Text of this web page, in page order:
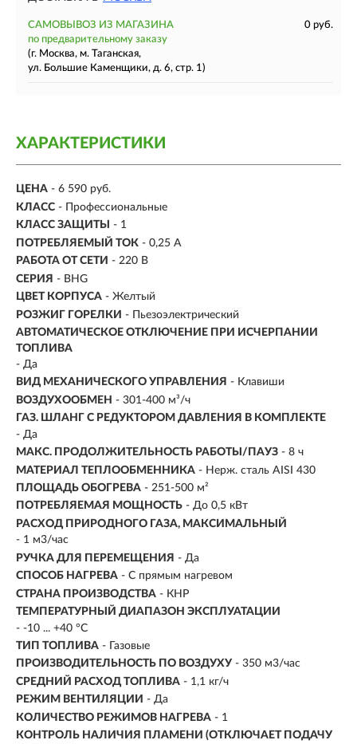
САМОВЫВОЗ ИЗ МАГАЗИНА
0 руб.
по предварительному заказу
(г. Москва, м. Таганская,
ул. Большие Каменщики, д. 6, стр. 1)
ХАРАКТЕРИСТИКИ
ЦЕНА - 6 590 руб.
КЛАСС - Профессиональные
КЛАСС ЗАЩИТЫ
- 1
ПОТРЕБЛЯЕМЫЙ ТОК - 0,25 А
РАБОТА ОТ СЕТИ - 220 В
СЕРИЯ - BHG
ЦВЕТ КОРПУСА - Желтый
РОЗЖИГ ГОРЕЛКИ - Пьезоэлектрический
АВТОМАТИЧЕСКОЕ ОТКЛЮЧЕНИЕ ПРИ ИСЧЕРПАНИИ
ТОПЛИВА
- Да
ВИД МЕХАНИЧЕСКОГО УПРАВЛЕНИЯ - Клавиши
ВОЗДУХООБМЕН - 301-400 м³/ч
ГАЗ. ШЛАНГ С РЕДУКТОРОМ ДАВЛЕНИЯ В КОМПЛЕКТЕ
- Да
МАКС. ПРОДОЛЖИТЕЛЬНОСТЬ РАБОТЫ/ПАУЗ - 8 ч
МАТЕРИАЛ ТЕПЛООБМЕННИКА - Нерж. сталь AISI 430
ПЛОЩАДЬ ОБОГРЕВА - 251-500 м²
ПОТРЕБЛЯЕМАЯ МОЩНОСТЬ - До 0,5 кВт
РАСХОД ПРИРОДНОГО ГАЗА, МАКСИМАЛЬНЫЙ
- 1 м3/час
РУЧКА ДЛЯ ПЕРЕМЕЩЕНИЯ - Да
СПОСОБ НАГРЕВА - С прямым нагревом
СТРАНА ПРОИЗВОДСТВА - КНР
ТЕМПЕРАТУРНЫЙ ДИАПАЗОН ЭКСПЛУАТАЦИИ
- -10 ... +40 °С
ТИП ТОПЛИВА - Газовые
ПРОИЗВОДИТЕЛЬНОСТЬ ПО ВОЗДУХУ - 350 м3/час
СРЕДНИЙ РАСХОД ТОПЛИВА - 1,1 кг/ч
РЕЖИМ ВЕНТИЛЯЦИИ - Да
КОЛИЧЕСТВО РЕЖИМОВ НАГРЕВА - 1
КОНТРОЛЬ НАЛИЧИЯ ПЛАМЕНИ (ОТКЛЮЧАЕТ ПОДАЧУ